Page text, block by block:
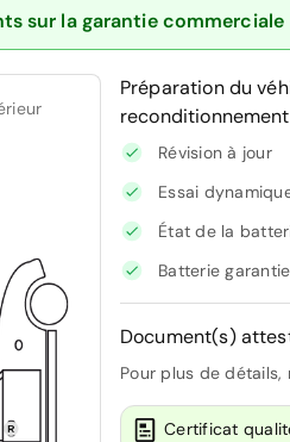
sur la garantie commerciale
Préparation du
reconditionnement
Révision à jour
Essai
État de la
Batterie
Document(s)
Pour plus de
Certificat